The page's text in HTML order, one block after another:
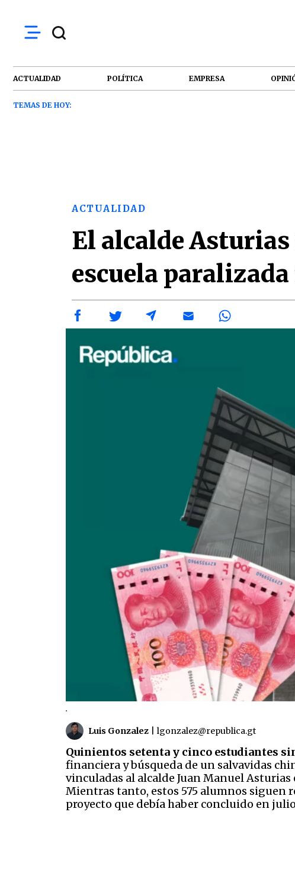
ACTUALIDAD POLÍTICA EMPRESA
TEMAS DE HOY:
ACTUALIDAD
El alcalde
escuela
.
Luis Gonzalez lgonzalez@republica.gt
Quinientos setenta y cinco estudiantes
financiera y búsqueda de un salvavidas
vinculadas al alcalde Juan Manuel
Mientras tanto, estos 575 alumnos siguen
proyecto que debía haber concluido en